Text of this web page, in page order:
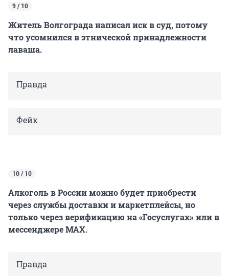
9 / 10
Житель Волгограда написал иск в суд, потому
что усомнился в этнической принадлежности
лаваша.
Правда
Фейк
10 / 10
Алкоголь в России можно будет приобрести
через службы доставки и маркетплейсы, но
только через верификацию на «Госуслугах» или в
мессенджере MAX.
Правда